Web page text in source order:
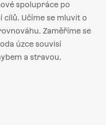
spolupráce po
cílů. Učíme se mluvit o
Zaměříme se
úzce souvisí
a stravou.